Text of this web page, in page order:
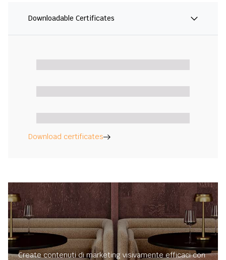
Downloadable Certificates
Download certificates
Create contenuti di marketing visivamente efficaci con